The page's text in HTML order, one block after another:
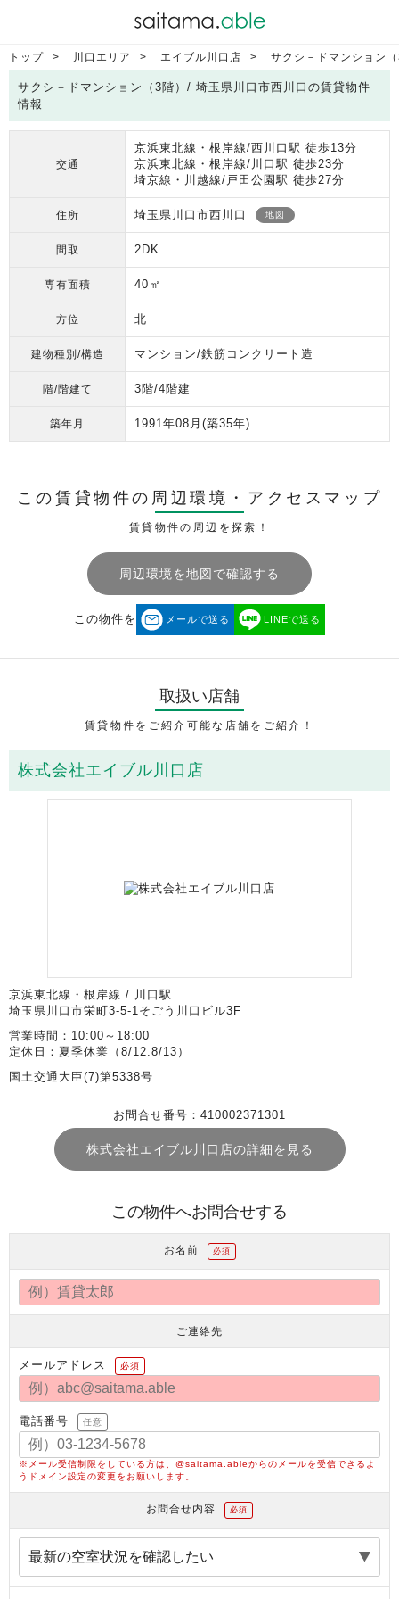
トップ 川口エリア エイブル川口店 サクシ－ドマンション
サクシ－ドマンション（3階）/ 埼玉県川口市西川口の賃貸物件
情報
交通
京浜東北線・根岸線/西川口駅 徒歩13分
京浜東北線・根岸線/川口駅 徒歩23分
埼京線・川越線/戸田公園駅 徒歩27分
住所 埼玉県川口市西川口 地図
間取 2DK
専有面積 40㎡
方位 北
建物種別/構造 マンション/鉄筋コンクリート造
階/階建て 3階/4階建
築年月 1991年08月 (築35年)
この賃貸物件の周辺環境・ アクセスマップ
賃貸物件の周辺を探索！
周辺環境を地図で確認する
この物件を メールで送る LINEで送る
取扱い店舗
賃貸物件をご紹介可能な店舗をご紹介！
株式会社エイブル川口店
京浜東北線・根岸線 / 川口駅
埼玉県川口市栄町3-5-1そごう川口ビル3F
営業時間：10:00～18:00
定休日：夏季休業（8/12.8/13）
国土交通大臣(7)第5338号
お問合せ番号：410002371301
株式会社エイブル川口店の詳細を見る
この物件へお問合せする
お名前 必須
ご連絡先
メールアドレス 必須
電話番号 任意
※メール受信制限をしている方は、@saitama.ableからのメールを受信できるよ
うドメイン設定の変更をお願いします。
お問合せ内容 必須